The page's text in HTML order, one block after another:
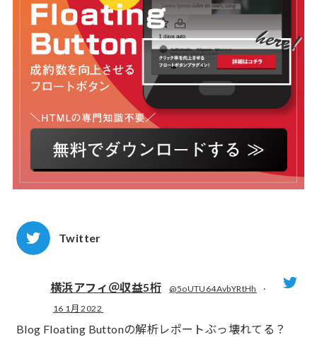
Twitter
横浜アフィ＠収益5桁 @5oUTU64AvbYRtHh
·
16 1月 2022
Blog Floating Buttonの解析レポートぶっ壊れてる？